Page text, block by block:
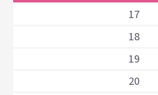
17
18
19
20